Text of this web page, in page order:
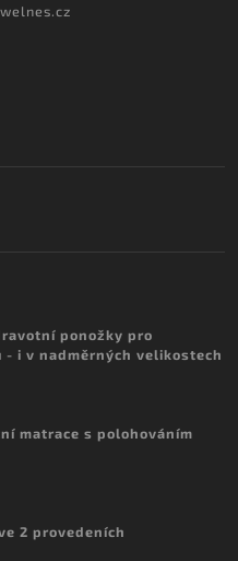
ponožky pro
i v nadměrných velikostech
matrace s polohováním
2 provedeních